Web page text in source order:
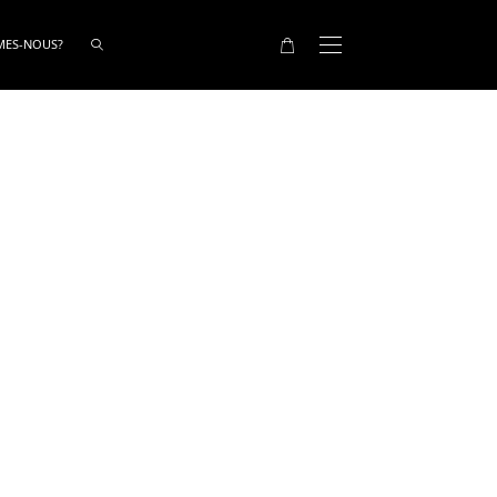
NOUS?